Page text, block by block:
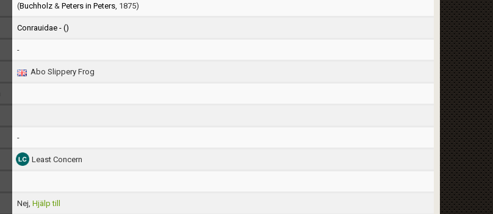
(Buchholz& Peters in Peters, 1875)
Conrauidae - ()
-
Abo Slippery Frog
-
Least Concern
Nej, Hjälp till